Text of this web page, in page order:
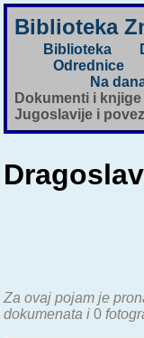
Biblioteka
Biblioteka
Odrednice
Na
Dokumenti i
Jugoslavije i
Za ovaj pojam je
dokumenata i0